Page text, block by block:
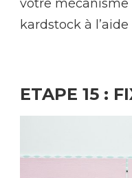
votre mécanisme
kardstock à
ETAPE 15 :